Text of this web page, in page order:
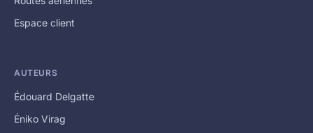
Espace client
AUTEURS
Édouard Delgatte
Éniko Virag